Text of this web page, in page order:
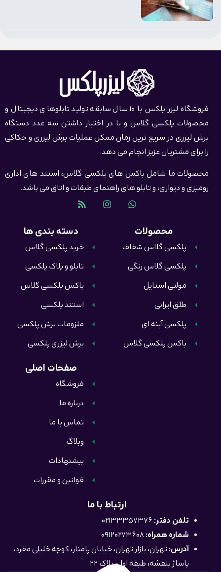
تندیس
2025-07-07 بدون دیدگاه
فروشگاه لیزر پلکس با 10 سال سابقه تولید تابلوهای دیجیتال و
محصولات پلکسی گلاس و با در اختیار داشتن سه عدد دستگاه
برش لیزری در سریع ترین زمان ممکن عملیات برش لیزری و حکاکی
را برای مشتریان عزیز انجام می دهد.
محصولات ما شامل باکس های پلکسی گلاس، استند های اداری
رومیزی و دیواری، و تابلو های راهنمای طبقات و اتاق می باشد.
دسته بندی ها
خرید پلکسی گلاس
تابلو و پلاک پلکسی
باکس پلکسی گلاس
استند پلکسی
ملزومات برش پلکسی
برش لیزری پلکسی
محصولات
پلکسی گلاس شفاف
پلکسی گلاس رنگی
مولتی استایل
طلق ایرانی
پلکسی آینه ای
باکس پلکسی گلاس
صفحات اصلی
فروشگاه
درباره ما
تماس با ما
وبلاگ
پیشنهادات
قوانین و مقررات
ارتباط با ما
تلفن دفتر: 02133357376
شماره همراه: 09120273608
آدرس: تهران، بازار تهران، خیابان پامنار، کوچه خلیلی مفرد،
پاساژ بنفشه، طبقه اول، پلاک 22